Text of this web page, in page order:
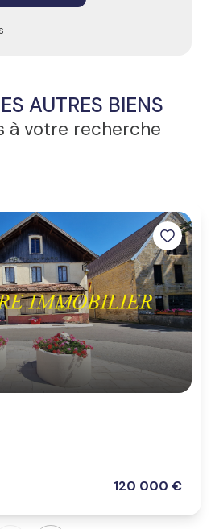
AUTRES BIENS
à votre recherche
120 000 €